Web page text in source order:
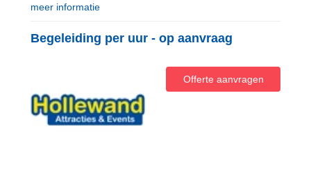
meer informatie
Begeleiding per uur - op aanvraag
Offerte aanvragen